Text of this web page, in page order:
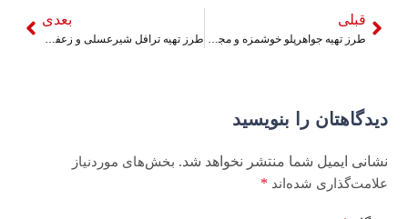
قبلی بعدی
دیدگاهتان را بنویسید
نشانی ایمیل شما منتشر نخواهد شد. بخش‌های موردنیاز
علامت‌گذاری شده‌اند *